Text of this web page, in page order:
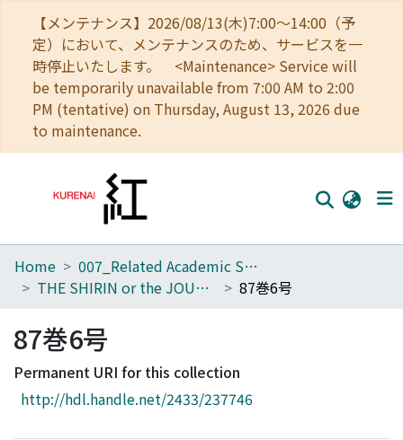
【メンテナンス】2026/08/13(木)7:00～14:00（予
定）において、メンテナンスのため、サービスを一
時停止いたします。 <Maintenance> Service will
be temporarily unavailable from 7:00 AM to 2:00
PM (tentative) on Thursday, August 13, 2026 due
to maintenance.
Home
Browse
Download Ranking
Access Statistics
Home
007_Related Academic Societies
THE SHIRIN or the JOURNAL OF HISTORY
87巻6号
87巻6号
Permanent URI for this collection
http://hdl.handle.net/2433/237746